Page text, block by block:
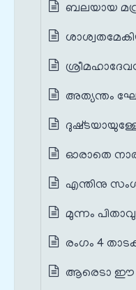
ബലയായ
അത്യന്തം
ഓരാതെ
എന്തിനു
മുന്നം
രംഗം 4
ആരെടാ ഈ